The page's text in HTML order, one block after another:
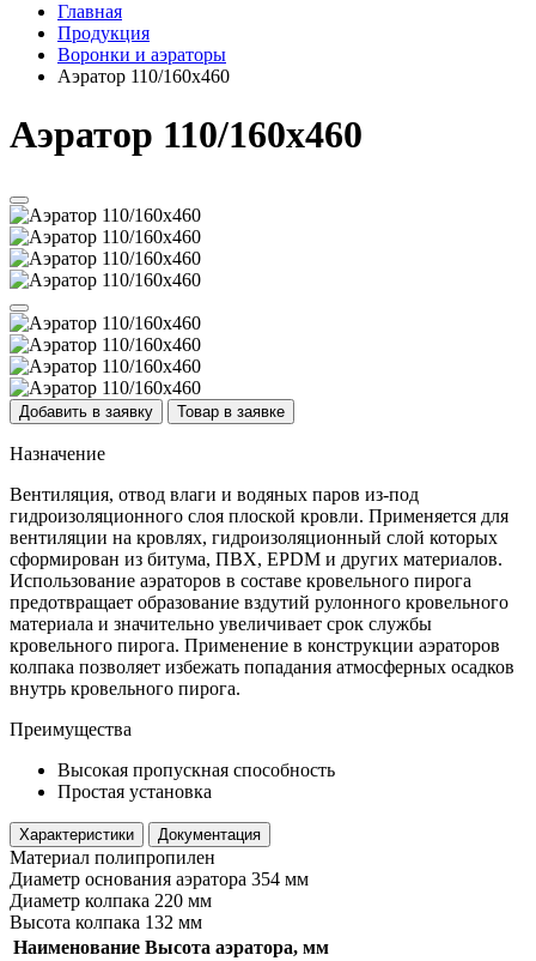
Главная
Продукция
Воронки и аэраторы
Аэратор 110/160x460
Аэратор 110/160x460
Добавить в заявку Товар в заявке
Назначение
Вентиляция, отвод влаги и водяных паров из-под
гидроизоляционного слоя плоской кровли. Применяется для
вентиляции на кровлях, гидроизоляционный слой которых
сформирован из битума, ПВХ, EPDM и других материалов.
Использование аэраторов в составе кровельного пирога
предотвращает образование вздутий рулонного кровельного
материала и значительно увеличивает срок службы
кровельного пирога. Применение в конструкции аэраторов
колпака позволяет избежать попадания атмосферных осадков
внутрь кровельного пирога.
Преимущества
Высокая пропускная способность
Простая установка
Характеристики Документация
Материал полипропилен
Диаметр основания аэратора 354 мм
Диаметр колпака 220 мм
Высота колпака 132 мм
Наименование Высота аэратора, мм